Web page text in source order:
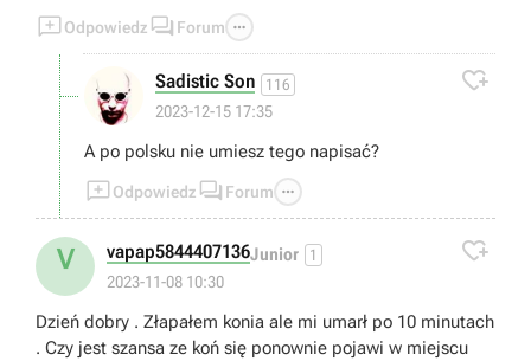
Odpowiedz  Forum 
Sadistic Son 116
2023-12-15 17:35

A po polsku nie umiesz tego napisać?
Odpowiedz  Forum 
V vapap5844407136Junior 1
2023-11-08 10:30

Dzień dobry . Złapałem konia ale mi umarł po 10 minutach
. Czy jest szansa ze koń się ponownie pojawi w miejscu